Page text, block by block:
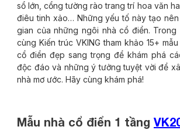
sổ lớn, cổng tường rào trang trí hoa văn
điêu tinh xảo… Những yếu tố này tạo
gian của những ngôi nhà cổ điển. Trong
cùng Kiến trúc VKING tham khảo 15+
cổ điển đẹp sang trọng để khám phá
độc đáo và những ý tưởng tuyệt vời để
nhà mơ ước. Hãy cùng khám phá!
Mẫu nhà cổ điển 1 tầng